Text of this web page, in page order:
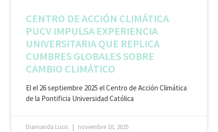
CENTRO DE ACCIÓN CLIMÁTICA
PUCV IMPULSA EXPERIENCIA
UNIVERSITARIA QUE REPLICA
CUMBRES GLOBALES SOBRE
CAMBIO CLIMÁTICO
El el 26 septiembre 2025 el Centro de Acción Climática
de la Pontificia Universidad Católica
Diamanda Lucic noviembre 10, 2025